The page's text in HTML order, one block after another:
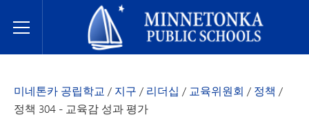
Toggle Menu
미네토카 공립학교
미네톤카 공립학교 / 지구 / 리더십 / 교육위원회 / 정책 /
정책 304 - 교육감 성과 평가